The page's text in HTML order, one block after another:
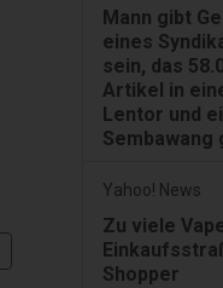
Mann gibt
eines
sein, das
Artikel in
Lentor und
Yahoo! News
Zu viele
Shopper